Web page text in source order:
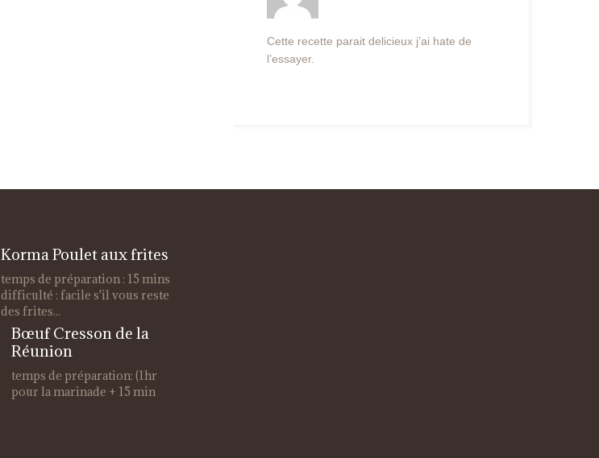
Cette recette parait delicieux j’ai hate de
l’essayer.
Korma Poulet aux frites
temps de préparation : 15 mins
difficulté : facile s'il vous reste
des frites...
Bœuf Cresson de la
Réunion
temps de préparation: (1hr
pour la marinade + 15 min